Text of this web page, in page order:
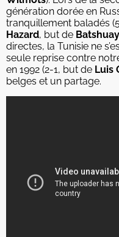
génération dorée en
tranquillement baladés
Hazard, but de
directes, la Tunisie ne
seule reprise contre
en 1992 (2-1, but de Luis
belges et un partage.